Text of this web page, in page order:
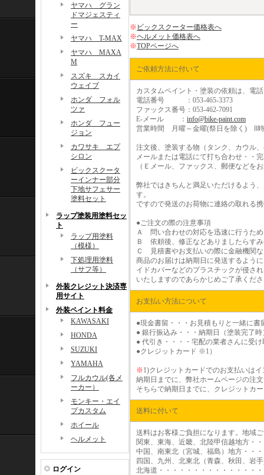
ヤマハ グラン
ドマジェスティ
ー
ヤマハ T-MAX
ヤマハ MAXA
M
スズキ スカイ
ウェイブ
ホンダ フォル
ツァ
ホンダ フュー
ジョン
カワサキ エプ
シロン
ビックスクータ
ーインナー部分
下地サフェサー
塗料セット
ラップ塗装用塗料セッ
ト
ラップ用塗料
（模様）
下処理用塗料
（サフ等）
外装クレジット決済専
用サイト
外装ペイント料金
KAWASAKI
HONDA
SUZUKI
YAMAHA
フルカウル(各メ
ーカー）
モンキー・エイ
プカスタム
ホイール
ヘルメット
ログイン
※ ビックスクーター価格表へ
※ヘルメット価格表へ
※TOPページへ
ご依頼方法に付いて
カスタムペイント・塗装の依頼は、電
電話番号 ：053-465-3373
ファックス番号：053-462-7091
E-メール ： info@bike-paint.com
営業時間 月曜～金曜(祭日を除く) 8
注文後、塗装する物（タンク、カウル
メールまたは電話にて打ち合わせ・・
（Ｅメール、ファックス、郵便などを
弊社ではきちんと満足いただけるよう
す。
ですので発送のお荷物に連絡の取れる
●ご注文の際の注意事項
Ａ 問い合わせの対応を迅速に行うた
Ｂ 依頼後、修正などありましたらす
Ｃ 見積書やお支払いの際に金融機関
商品のお届けは納期日に発送するよう
イドカバーなどのプラスチックが侵さ
いたしますのであらかじめご了承くだ
お支払い方法について
●現金書留・・・お見積もりと一緒に
● 銀行振込み・・・納期日（塗装完了
● 代引き・・・・宅配の業者さんに受
●クレジットカード ※1）
※1)クレジットカードでのお支払いは
納期日までに、弊社ホームページの注
そちらで納期日までに、クレジットカ
送料に付いて
送料はお客様ご負担になります。地域
関東、東海、近畿、北陸甲信越地方・
中国、南東北（宮城、福島）地方・・
四国、九州、北東北（青森、秋田、岩
北海道・・・・・・・・・・・・・・